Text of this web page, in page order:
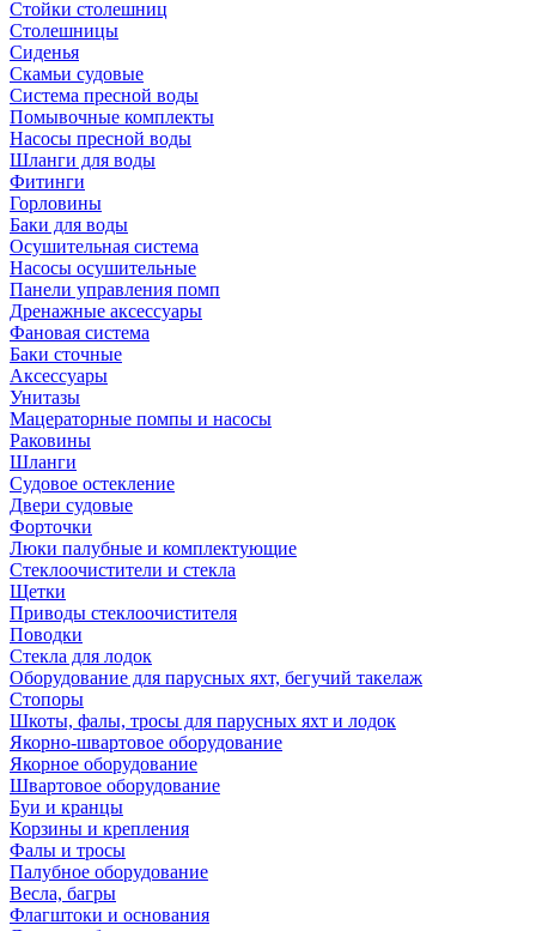
Стойки столешниц
Столешницы
Сиденья
Скамьи судовые
Система пресной воды
Помывочные комплекты
Насосы пресной воды
Шланги для воды
Фитинги
Горловины
Баки для воды
Осушительная система
Насосы осушительные
Панели управления помп
Дренажные аксессуары
Фановая система
Баки сточные
Аксессуары
Унитазы
Мацераторные помпы и насосы
Раковины
Шланги
Судовое остекление
Двери судовые
Форточки
Люки палубные и комплектующие
Стеклоочистители и стекла
Щетки
Приводы стеклоочистителя
Поводки
Стекла для лодок
Оборудование для парусных яхт, бегучий такелаж
Стопоры
Шкоты, фалы, тросы для парусных яхт и лодок
Якорно-швартовое оборудование
Якорное оборудование
Швартовое оборудование
Буи и кранцы
Корзины и крепления
Фалы и тросы
Палубное оборудование
Весла, багры
Флагштоки и основания